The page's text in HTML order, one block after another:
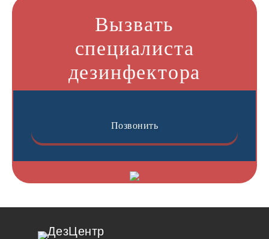
Вызвать
специалиста
дезинфектора
Позвонить
ДезЦентр